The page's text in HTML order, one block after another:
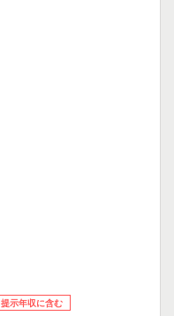
提示年収に含む